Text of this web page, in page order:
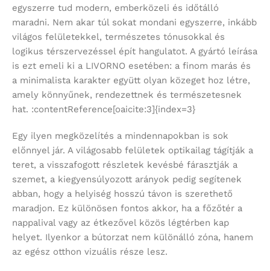
egyszerre tud modern, emberközeli és időtálló
maradni. Nem akar túl sokat mondani egyszerre, inkább
világos felületekkel, természetes tónusokkal és
logikus térszervezéssel épít hangulatot. A gyártó leírása
is ezt emeli ki a LIVORNO esetében: a finom marás és
a minimalista karakter együtt olyan közeget hoz létre,
amely könnyűnek, rendezettnek és természetesnek
hat. :contentReference[oaicite:3]{index=3}
Egy ilyen megközelítés a mindennapokban is sok
előnnyel jár. A világosabb felületek optikailag tágítják a
teret, a visszafogott részletek kevésbé fárasztják a
szemet, a kiegyensúlyozott arányok pedig segítenek
abban, hogy a helyiség hosszú távon is szerethető
maradjon. Ez különösen fontos akkor, ha a főzőtér a
nappalival vagy az étkezővel közös légtérben kap
helyet. Ilyenkor a bútorzat nem különálló zóna, hanem
az egész otthon vizuális része lesz.